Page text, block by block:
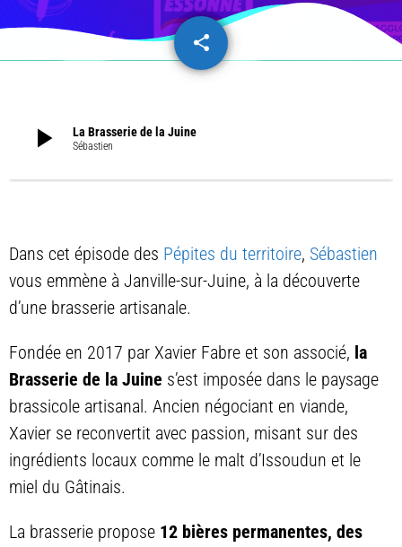
share
email
play_arrow La Brasserie de la Juine
Sébastien
Dans cet épisode des Pépites du territoire, Sébastien
vous emmène à Janville-sur-Juine, à la découverte
d’une brasserie artisanale.
Fondée en 2017 par Xavier Fabre et son associé, la
Brasserie de la Juine s’est imposée dans le paysage
brassicole artisanal. Ancien négociant en viande,
Xavier se reconvertit avec passion, misant sur des
ingrédients locaux comme le malt d’Issoudun et le
miel du Gâtinais.
La brasserie propose 12 bières permanentes, des